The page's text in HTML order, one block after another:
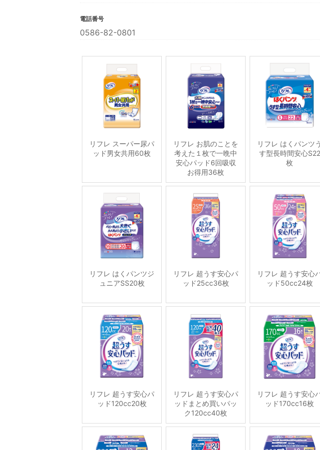
電話番号
0586-82-0801
リフレ スーパー尿パ
ッド男女共用60枚
リフレ お肌のことを
考えた１枚で一晩中
安心パッド6回吸収
お得用36枚
リフレ はくパンツう
す型長時間安心S22
枚
リフレ はくパンツジ
ュニアSS20枚
リフレ 超うす安心パ
ッド25cc36枚
リフレ 超うす安心
ッド50cc24枚
リフレ 超うす安心パ
ッド120cc20枚
リフレ 超うす安心パ
ッドまとめ買いパッ
ク120cc40枚
リフレ 超うす安心
ッド170cc16枚